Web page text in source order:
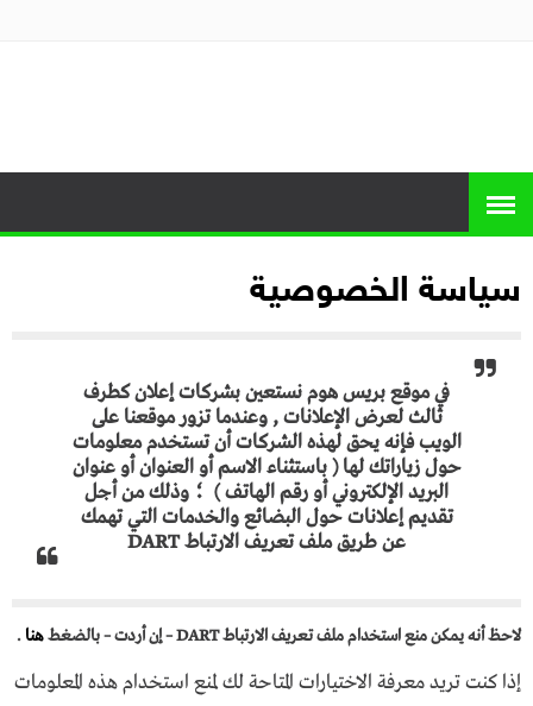
هوم
سياسة الخصوصية
في موقع بريس هوم نستعين بشركات إعلان كطرف
ثالث لعرض الإعلانات , وعندما تزور موقعنا على
الويب فإنه يحق لهذه الشركات أن تستخدم معلومات
حول زياراتك لها ( باستثناء الاسم أو العنوان أو عنوان
البريد الإلكتروني أو رقم الهاتف ) ؛ وذلك من أجل
تقديم إعلانات حول البضائع والخدمات التي تهمك
عن طريق ملف تعريف الارتباط DART
لاحظ أنه يمكن منع استخدام ملف تعريف الارتباط DART – إن أردت – بالضغط هنا .
إذا كنت تريد معرفة الاختيارات المتاحة لك لمنع استخدام هذه المعلومات